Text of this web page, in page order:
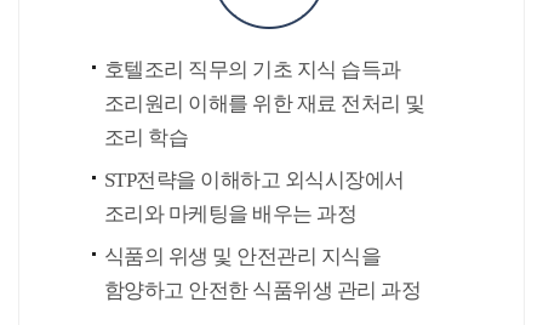
호텔조리 직무의 기초 지식 습득과
조리원리 이해를 위한 재료 전처리 및
조리 학습
STP전략을 이해하고 외식시장에서
조리와 마케팅을 배우는 과정
식품의 위생 및 안전관리 지식을
함양하고 안전한 식품위생 관리 과정